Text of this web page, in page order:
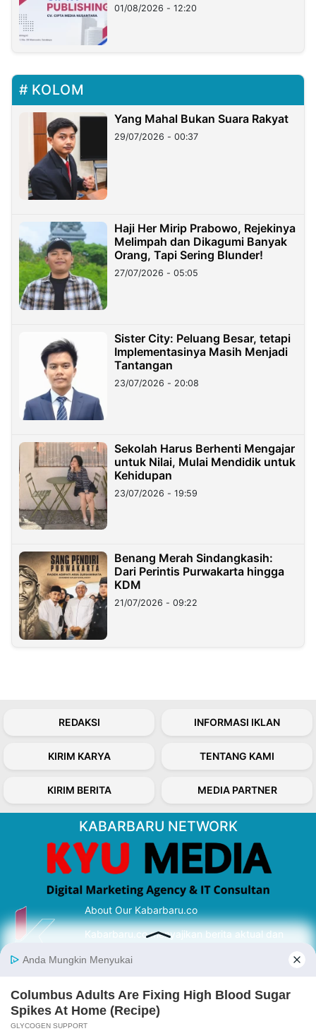
01/08/2026 - 12:20
KOLOM
Yang Mahal Bukan Suara Rakyat
29/07/2026 - 00:37
Haji Her Mirip Prabowo, Rejekinya
Melimpah dan Dikagumi Banyak
Orang, Tapi Sering Blunder!
27/07/2026 - 05:05
Sister City: Peluang Besar, tetapi
Implementasinya Masih Menjadi
Tantangan
23/07/2026 - 20:08
Sekolah Harus Berhenti Mengajar
untuk Nilai, Mulai Mendidik untuk
Kehidupan
23/07/2026 - 19:59
Benang Merah Sindangkasih:
Dari Perintis Purwakarta hingga
KDM
21/07/2026 - 09:22
REDAKSI INFORMASI IKLAN
KIRIM KARYA TENTANG KAMI
KIRIM BERITA MEDIA PARTNER
KABARBARU NETWORK
About Our Kabarbaru.co
Kabarbaru.co menyajikan berita aktual dan
serta terverifikasi dari sumber yang tepat.
Follow Kabarbaru